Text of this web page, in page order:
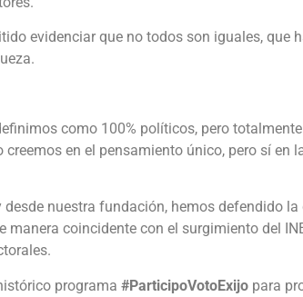
evidenciar que no todos son iguales, que
como 100% políticos, pero
en el pensamiento único, pero sí en
nuestra fundación, hemos defendido la
manera coincidente con el surgimiento del
programa #ParticipoVotoExijo para